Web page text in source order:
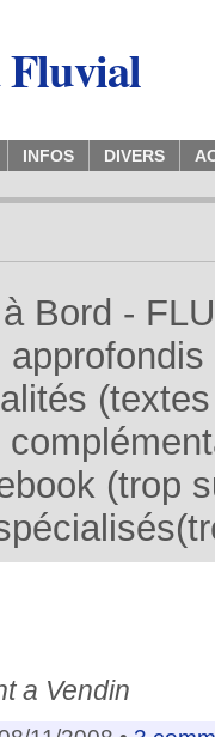
INFOS DIVERS
Bord -
(trop
a Vendin